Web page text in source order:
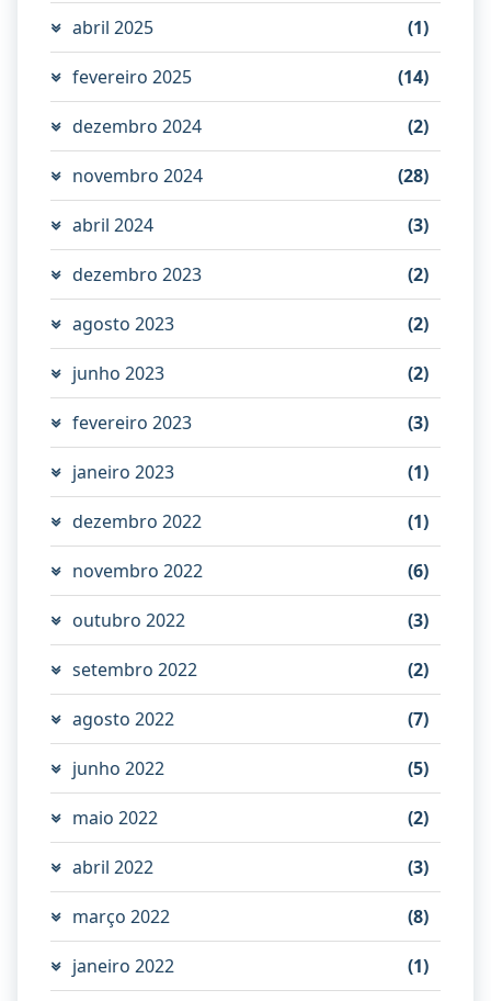
abril 2025 (1)
fevereiro 2025 (14)
dezembro 2024 (2)
novembro 2024 (28)
abril 2024 (3)
dezembro 2023 (2)
agosto 2023 (2)
junho 2023 (2)
fevereiro 2023 (3)
janeiro 2023 (1)
dezembro 2022 (1)
novembro 2022 (6)
outubro 2022 (3)
setembro 2022 (2)
agosto 2022 (7)
junho 2022 (5)
maio 2022 (2)
abril 2022 (3)
março 2022 (8)
janeiro 2022 (1)